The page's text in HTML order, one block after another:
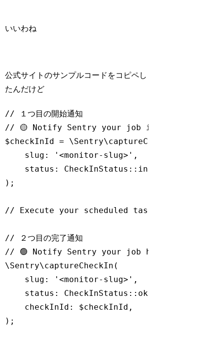
いいわね
公式サイトのサンプルコードをコピペし
たんだけど
// １つ目の開始通知
// 🟡 Notify Sentry your job is running:
$checkInId = \Sentry\captureCheckIn(
    slug:
'<monitor-slug>' ,
    status: CheckInStatus::inProgress()
);
// Execute your scheduled task here...
// ２つ目の完了通知
// 🟢 Notify Sentry your job has completed
\Sentry\captureCheckIn(
    slug:
'<monitor-slug>' ,
    status: CheckInStatus::ok(),
    checkInId: $checkInId,